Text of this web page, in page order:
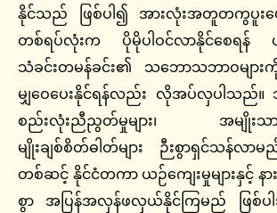
နိုင်သည် ဖြစ်ပါ၍ အားလုံးအတူတကွပူးပ
တစ်ရပ်လုံးက ပိုမိုပါဝင်လာနိုင်စေရန် ယ
သံခင်းတမန်ခင်း၏ သဘောသဘာဝမျ
မျှဝေပေးနိုင်ရန်လည်း လိုအပ်လှပါသည်
စည်းလုံးညီညွတ်မှုများ၊ အမျိုးသား
မျိုးချစ်စိတ်ဓါတ်များ ဉီးစွာရှင်သန်လ
တစ်ဆင့် နိုင်ငံတကာ ယဉ်ကျေးမှုများနှင့်
စွာ အပြန်အလှန်ဖလှယ်နိုင်ကြမည် ဖြစ်ပ